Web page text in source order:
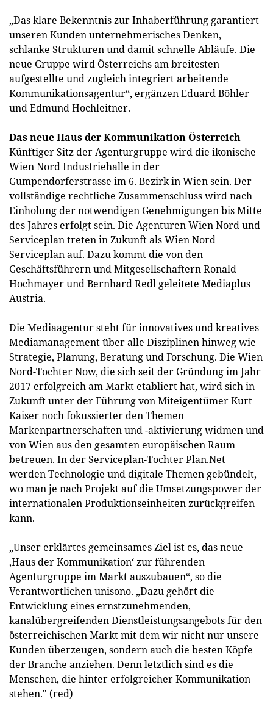
„Das klare Bekenntnis zur Inhaberführung garantiert
unseren Kunden unternehmerisches Denken,
schlanke Strukturen und damit schnelle Abläufe. Die
neue Gruppe wird Österreichs am breitesten
aufgestellte und zugleich integriert arbeitende
Kommunikationsagentur“, ergänzen Eduard Böhler
und Edmund Hochleitner.
Das neue Haus der Kommunikation Österreich
Künftiger Sitz der Agenturgruppe wird die ikonische
Wien Nord Industriehalle in der
Gumpendorferstrasse im 6. Bezirk in Wien sein. Der
vollständige rechtliche Zusammenschluss wird nach
Einholung der notwendigen Genehmigungen bis Mitte
des Jahres erfolgt sein. Die Agenturen Wien Nord und
Serviceplan treten in Zukunft als Wien Nord
Serviceplan auf. Dazu kommt die von den
Geschäftsführern und Mitgesellschaftern Ronald
Hochmayer und Bernhard Redl geleitete Mediaplus
Austria.
Die Mediaagentur steht für innovatives und kreatives
Mediamanagement über alle Disziplinen hinweg wie
Strategie, Planung, Beratung und Forschung. Die Wien
Nord-Tochter Now, die sich seit der Gründung im Jahr
2017 erfolgreich am Markt etabliert hat, wird sich in
Zukunft unter der Führung von Miteigentümer Kurt
Kaiser noch fokussierter den Themen
Markenpartnerschaften und -aktivierung widmen und
von Wien aus den gesamten europäischen Raum
betreuen. In der Serviceplan-Tochter Plan.Net
werden Technologie und digitale Themen gebündelt,
wo man je nach Projekt auf die Umsetzungspower der
internationalen Produktionseinheiten zurückgreifen
kann.
„Unser erklärtes gemeinsames Ziel ist es, das neue
,Haus der Kommunikation‘ zur führenden
Agenturgruppe im Markt auszubauen“, so die
Verantwortlichen unisono. „Dazu gehört die
Entwicklung eines ernstzunehmenden,
kanalübergreifenden Dienstleistungsangebots für den
österreichischen Markt mit dem wir nicht nur unsere
Kunden überzeugen, sondern auch die besten Köpfe
der Branche anziehen. Denn letztlich sind es die
Menschen, die hinter erfolgreicher Kommunikation
stehen." (red)